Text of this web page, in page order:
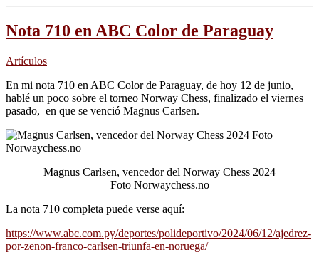
Nota 710 en ABC Color de Paraguay
Artículos
En mi nota 710 en ABC Color de Paraguay, de hoy 12 de junio,
hablé un poco sobre el torneo Norway Chess, finalizado el viernes
pasado, en que se venció Magnus Carlsen.
Magnus Carlsen, vencedor del Norway Chess 2024
Foto Norwaychess.no
La nota 710 completa puede verse aquí:
https://www.abc.com.py/deportes/polideportivo/2024/06/12/ajedrez-
por-zenon-franco-carlsen-triunfa-en-noruega/